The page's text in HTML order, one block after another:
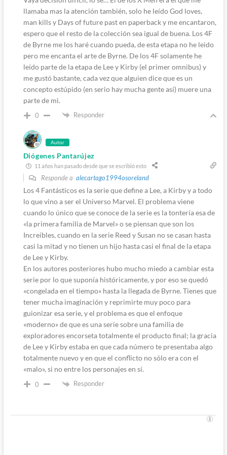
llamaba mas la atención también, solo he leído God loves,
man kills y Days of future past en paperback y me encantaron,
espero que el resto de la colección sea igual de buena. Los 4F
de Byrne me los haré cuando pueda, de esta etapa no he leido
pero me encanta el arte de Byrne. De los 4F solamente he
leído parte de la etapa de Lee y Kirby (el primer omnibus) y
me gustó bastante, cada vez que alguien dice que es un
concepto estúpido (en serio hay mucha gente así) muere una
parte de mi.
0 Responder
Autor
Diógenes Pantarújez
11 años han pasado desde que se escribió esto
Responde a alecartago1994osoreland
Los 4 Fantásticos es la serie que define a Lee, a Kirby y a todo
lo que vino a ser el Universo Marvel. El problema viene
cuando lo único que se conoce de la serie es la tontería esa de
«la primera familia de Marvel» o se piensan que son los
Increíbles, cuando en la serie Reed y Susan no se casan hasta
casi la mitad y no tienen un hijo hasta casi el final de la etapa
de Lee y Kirby.
En los autores posteriores hubo mucho miedo a cambiar esta
serie por lo que suponía históricamente, y por eso se quedó
«congelada en el tiempo» hasta la llegada de Byrne. Tienes que
tener mucha imaginación y reprimirte muy poco para
guionizar esa serie, y el problema es que el enfoque
«moderno» de que es una serie sobre una familia de
exploradores encorseta totalmente el producto final; la gracia
de Lee y Kirby estaba en que cada número te presentaba algo
totalmente nuevo y en que el conflicto no sólo era con el
«malo», si no entre los personajes en sí.
0 Responder